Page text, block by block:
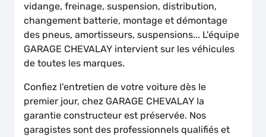
vidange, freinage, suspension, distribution,
changement batterie, montage et démontage
des pneus, amortisseurs, suspensions... L'équipe
GARAGE CHEVALAY intervient sur les véhicules
de toutes les marques.
Confiez l'entretien de votre voiture dès le
premier jour, chez GARAGE CHEVALAY la
garantie constructeur est préservée. Nos
garagistes sont des professionnels qualifiés et